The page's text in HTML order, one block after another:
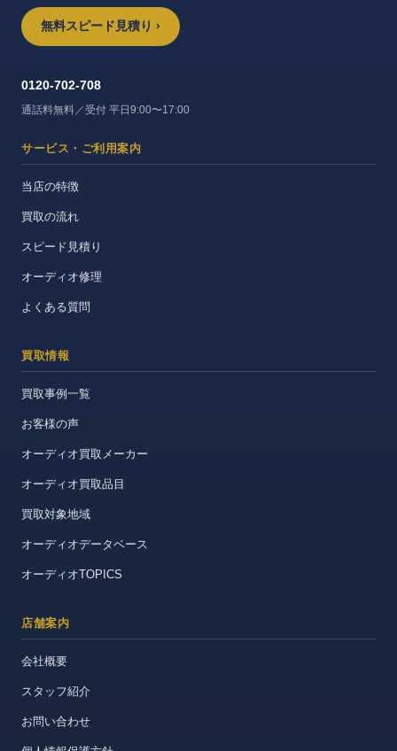
無料スピード見積り ›
0120-702-708
通話料無料／受付 平日9:00〜17:00
サービス・ご利用案内
当店の特徴
買取の流れ
スピード見積り
オーディオ修理
よくある質問
買取情報
買取事例一覧
お客様の声
オーディオ買取メーカー
オーディオ買取品目
買取対象地域
オーディオデータベース
オーディオTOPICS
店舗案内
会社概要
スタッフ紹介
お問い合わせ